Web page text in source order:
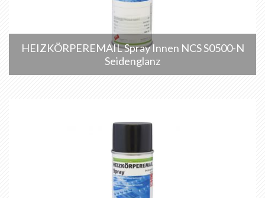
HEIZKÖRPEREMAIL Spray Innen NCS S0500-N
Seidenglanz